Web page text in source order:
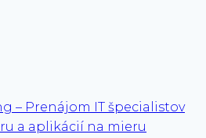
– Prenájom IT špecialistov
a aplikácií na mieru